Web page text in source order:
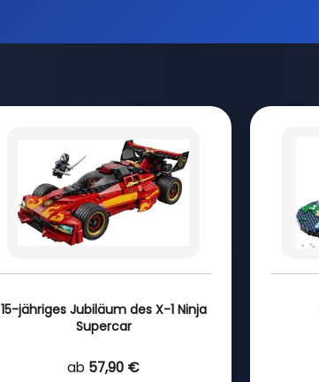
15-jähriges Jubiläum des X-1 Ninja
Supercar
ab 57,90 €